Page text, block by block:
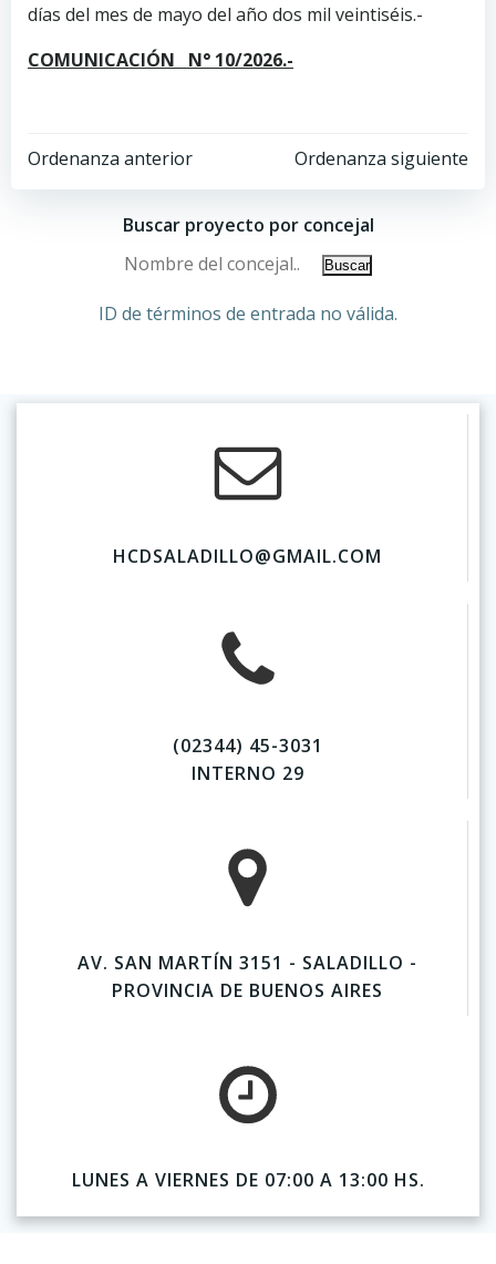
días del mes de mayo del año dos mil veintiséis.-
COMUNICACIÓN N° 10/2026.-
Ordenanza anterior Ordenanza siguiente
Buscar proyecto por concejal
ID de términos de entrada no válida.
HCDSALADILLO@GMAIL.COM
(02344) 45-3031
INTERNO 29
AV. SAN MARTÍN 3151 - SALADILLO -
PROVINCIA DE BUENOS AIRES
LUNES A VIERNES DE 07:00 A 13:00 HS.